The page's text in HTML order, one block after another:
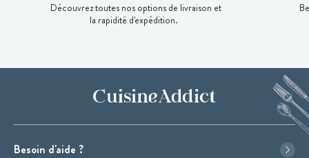
Découvrez toutes nos options de livraison et
la rapidité d'expédition.
Besoin d'aide ?